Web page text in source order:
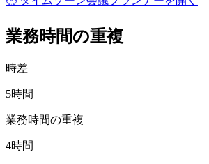
業務時間の重複
時差
5時間
業務時間の重複
4時間